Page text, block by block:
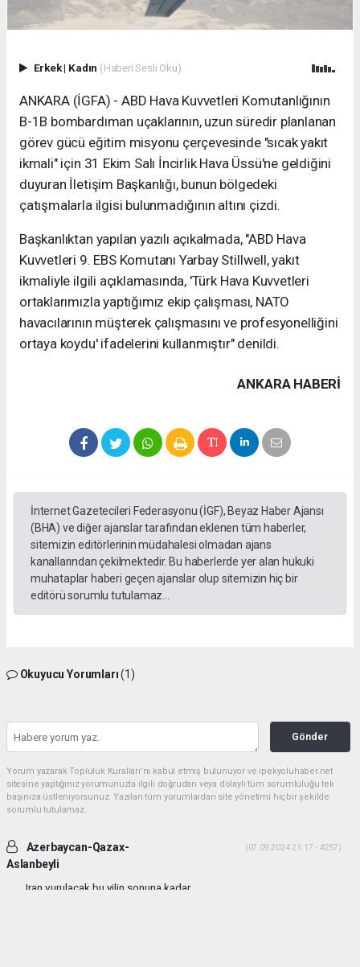
Erkek| Kadın (Haberi Sesli Oku)
ANKARA (İGFA) - ABD Hava Kuvvetleri Komutanlığının
B-1B bombardıman uçaklarının, uzun süredir planlanan
görev gücü eğitim misyonu çerçevesinde "sıcak yakıt
ikmali" için 31 Ekim Salı İncirlik Hava Üssü'ne geldiğini
duyuran İletişim Başkanlığı, bunun bölgedeki
çatışmalarla ilgisi bulunmadığının altını çizdi.
Başkanlıktan yapılan yazılı açıkalmada, "ABD Hava
Kuvvetleri 9. EBS Komutanı Yarbay Stillwell, yakıt
ikmaliyle ilgili açıklamasında, 'Türk Hava Kuvvetleri
ortaklarımızla yaptığımız ekip çalışması, NATO
havacılarının müşterek çalışmasını ve profesyonelliğini
ortaya koydu' ifadelerini kullanmıştır" denildi.
ANKARA HABERİ
İnternet Gazetecileri Federasyonu (İGF), Beyaz Haber Ajansı
(BHA) ve diğer ajanslar tarafından eklenen tüm haberler,
sitemizin editörlerinin müdahalesi olmadan ajans
kanallarından çekilmektedir. Bu haberlerde yer alan hukuki
muhataplar haberi geçen ajanslar olup sitemizin hiç bir
editörü sorumlu tutulamaz...
Okuyucu Yorumları(1)
Gönder
Yorum yazarak Topluluk Kuralları’nı kabul etmiş bulunuyor ve ipekyoluhaber.net
sitesine yaptığınız yorumunuzla ilgili doğrudan veya dolaylı tüm sorumluluğu tek
başınıza üstleniyorsunuz. Yazılan tüm yorumlardan site yönetimi hiçbir şekilde
sorumlu tutulamaz.
Azerbaycan-Qazax-
Aslanbeyli
(07.09.2024 21:17 - #257)
Iran vurulacak bu yilin sonuna kadar...